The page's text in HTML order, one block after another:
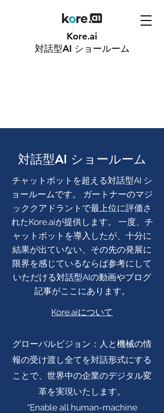
Kore.ai
対話型AI ショールーム
対話型AI ショールーム
チャットボットを超える対話型AI シ
ョールームです。 ガートナーのマジ
ッククアドラントで最上位に評価さ
れたKore.aiが提供します。 一度、チ
ャットボットを導入したが、十分に
結果が出ていない、その先の発展に
限界を感じているならば参考にして
いただける対話型AIの動画やブログ
記事がここにあります。
Kore.aiについて
グローバルビジョン：人と機械の情
報の受け渡し全てを対話形式にする
ことで、世界中の企業のデジタル変
革を実現いたします。
“Enable all human-machine